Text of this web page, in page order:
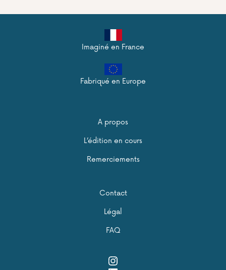
Imaginé en France
Fabriqué en Europe
A propos
L’édition en cours
Remerciements
Contact
Légal
FAQ
Instagram